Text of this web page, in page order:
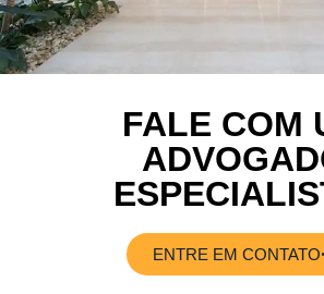
FALE COM
ENTRE EM CONTATO